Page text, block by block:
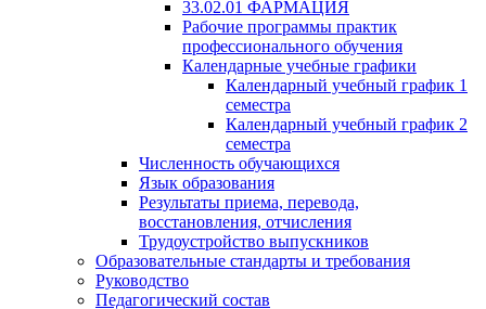
33.02.01 ФАРМАЦИЯ
Рабочие программы практик
профессионального обучения
Календарные учебные графики
Календарный учебный график 1
семестра
Календарный учебный график 2
семестра
Численность обучающихся
Язык образования
Результаты приема, перевода,
восстановления, отчисления
Трудоустройство выпускников
Образовательные стандарты и требования
Руководство
Педагогический состав